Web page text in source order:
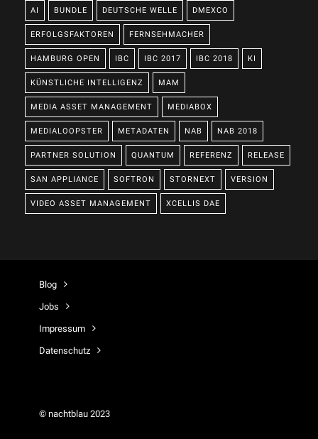
AI BUNDLE DEUTSCHE WELLE DMEXCO
ERFOLGSFAKTOREN FERNSEHMACHER
HAMBURG OPEN IBC IBC 2017 IBC 2018 KI
KÜNSTLICHE INTELLIGENZ MAM
MEDIA ASSET MANAGEMENT MEDIABOX
MEDIALOOPSTER METADATEN NAB NAB 2018
PARTNER SOLUTION QUANTUM REFERENZ RELEASE
SAN APPLIANCE SOFTRON STORNEXT VERSION
VIDEO ASSET MANAGEMENT XCELLIS DAE
Blog
Jobs
Impressum
Datenschutz
© nachtblau 2023